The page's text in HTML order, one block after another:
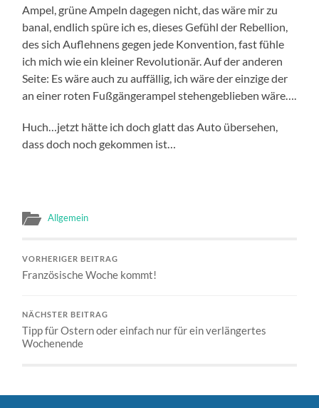
Ampel, grüne Ampeln dagegen nicht, das wäre mir zu
banal, endlich spüre ich es, dieses Gefühl der Rebellion,
des sich Auflehnens gegen jede Konvention, fast fühle
ich mich wie ein kleiner Revolutionär. Auf der anderen
Seite: Es wäre auch zu auffällig, ich wäre der einzige der
an einer roten Fußgängerampel stehengeblieben wäre….
Huch…jetzt hätte ich doch glatt das Auto übersehen,
dass doch noch gekommen ist…
Allgemein
VORHERIGER BEITRAG
Französische Woche kommt!
NÄCHSTER BEITRAG
Tipp für Ostern oder einfach nur für ein verlängertes
Wochenende